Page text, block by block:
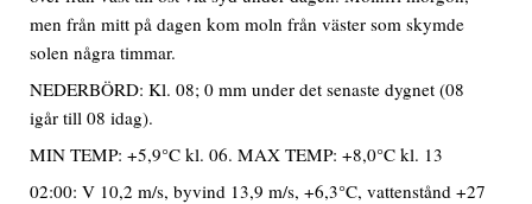
men från mitt på dagen kom moln från väster som skymde
solen några timmar.
NEDERBÖRD: Kl. 08; 0 mm under det senaste dygnet (08
igår till 08 idag).
MIN TEMP: +5,9°C kl. 06. MAX TEMP: +8,0°C kl. 13
02:00: V 10,2 m/s, byvind 13,9 m/s, +6,3°C, vattenstånd +27